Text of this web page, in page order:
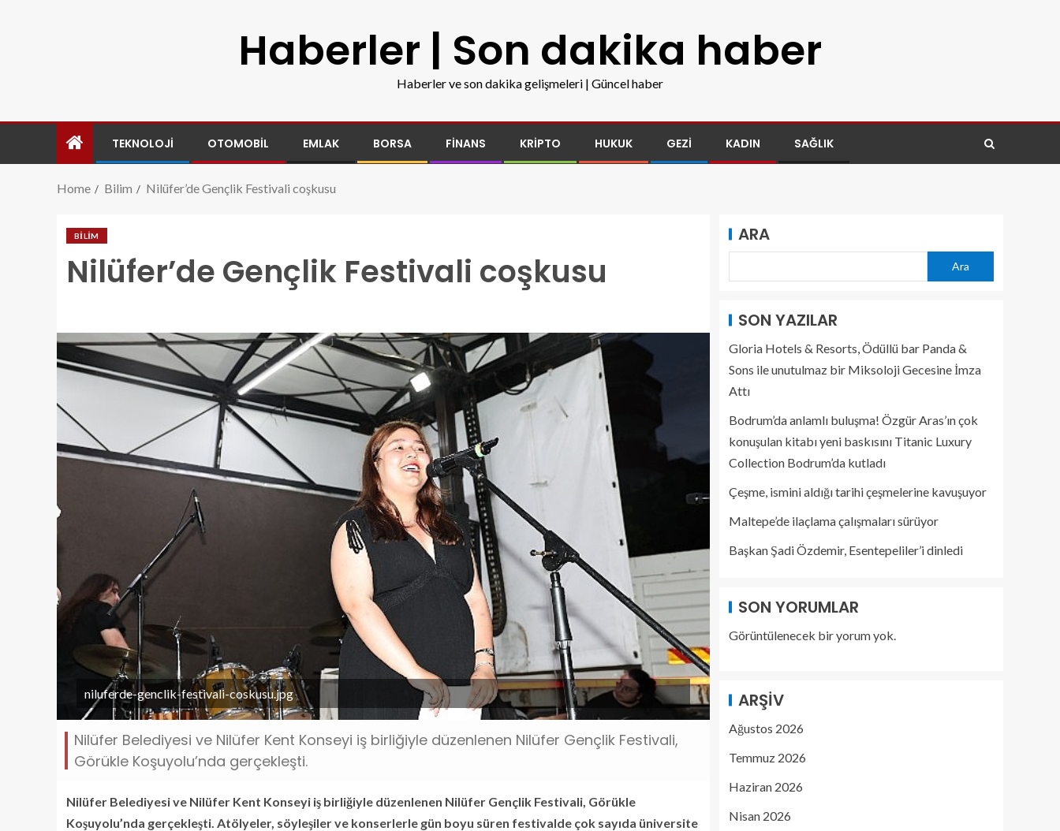
Haberler | Son dakika haber
Haberler ve son dakika gelişmeleri | Güncel haber
TEKNOLOJI OTOMOBIL EMLAK BORSA FINANS KRIPTO HUKUK GEZI KADIN SAĞLIK
Home Bilim Nilüfer’de Gençlik Festivali coşkusu
BILIM
Nilüfer’de Gençlik Festivali coşkusu
niluferde-genclik-festivali-coskusu.jpg
Nilüfer Belediyesi ve Nilüfer Kent Konseyi iş birliğiyle düzenlenen Nilüfer Gençlik Festivali,
Görükle Koşuyolu’nda gerçekleşti.
Nilüfer Belediyesi ve Nilüfer Kent Konseyi iş birliğiyle düzenlenen Nilüfer Gençlik Festivali, Görükle
Koşuyolu’nda gerçekleşti. Atölyeler, söyleşiler ve konserlerle gün boyu süren festivalde çok sayıda üniversite
ARA
Ara
SON YAZILAR
Gloria Hotels & Resorts, Ödüllü bar Panda &
Sons ile unutulmaz bir Miksoloji Gecesine İmza
Attı
Bodrum’da anlamlı buluşma! Özgür Aras’ın çok
konuşulan kitabı yeni baskısını Titanic Luxury
Collection Bodrum’da kutladı
Çeşme, ismini aldığı tarihi çeşmelerine kavuşuyor
Maltepe’de ilaçlama çalışmaları sürüyor
Başkan Şadi Özdemir, Esentepeliler’i dinledi
SON YORUMLAR
Görüntülenecek bir yorum yok.
ARŞIV
Ağustos 2026
Temmuz 2026
Haziran 2026
Nisan 2026